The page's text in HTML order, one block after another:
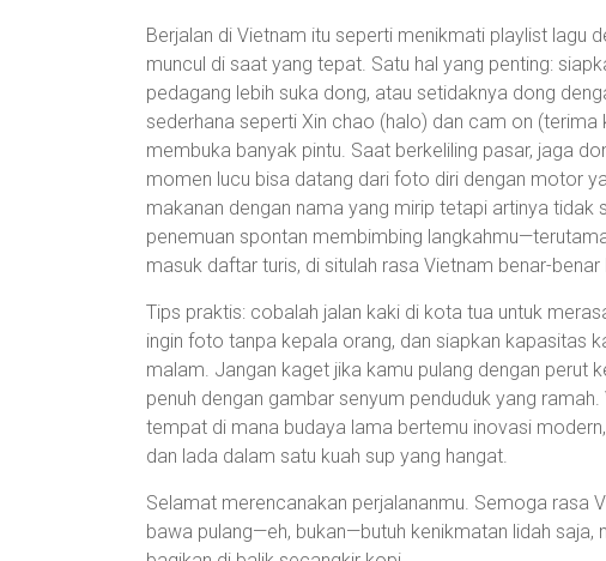
Berjalan di Vietnam itu seperti menikmati playlist lagu
muncul di saat yang tepat. Satu hal yang penting:
pedagang lebih suka dong, atau setidaknya dong
sederhana seperti Xin chao (halo) dan cam on
membuka banyak pintu. Saat berkeliling pasar, jaga
momen lucu bisa datang dari foto diri dengan motor
makanan dengan nama yang mirip tetapi artinya
penemuan spontan membimbing
masuk daftar turis, di situlah rasa Vietnam benar-benar
Tips praktis: cobalah jalan kaki di kota tua untuk
ingin foto tanpa kepala orang, dan siapkan kapasitas
malam. Jangan kaget jika kamu pulang dengan perut
penuh dengan gambar senyum penduduk yang
tempat di mana budaya lama bertemu inovasi
dan lada dalam satu kuah sup yang hangat.
Selamat merencanakan perjalananmu. Semoga rasa
bawa pulang—eh, bukan—butuh kenikmatan lidah